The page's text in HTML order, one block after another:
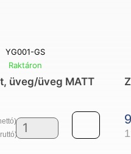
ARANY
mennyiség
YG001-GS
Raktáron
üveg/üveg MATT
Zuhanypánt,